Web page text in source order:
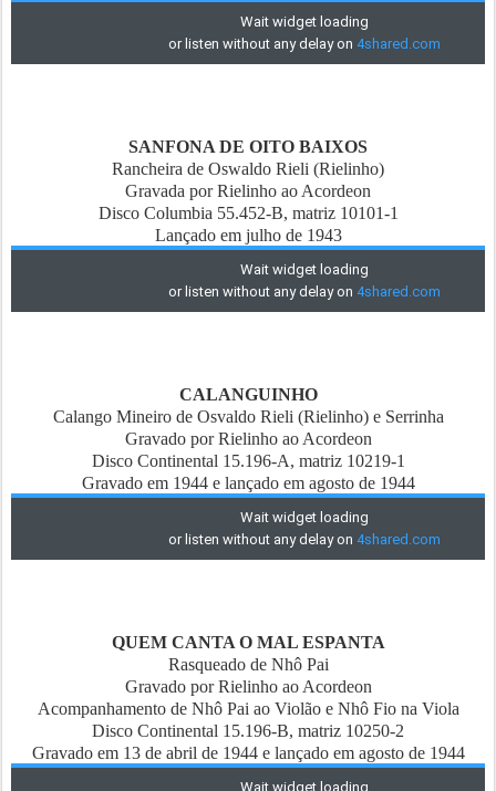
SANFONA DE OITO BAIXOS
Rancheira de Oswaldo Rieli (Rielinho)
Gravada por Rielinho ao Acordeon
Disco Columbia 55.452-B, matriz 10101-1
Lançado em julho de 1943
CALANGUINHO
Calango Mineiro de Osvaldo Rieli (Rielinho) e Serrinha
Gravado por Rielinho ao Acordeon
Disco Continental 15.196-A, matriz 10219-1
Gravado em 1944 e lançado em agosto de 1944
QUEM CANTA O MAL ESPANTA
Rasqueado de Nhô Pai
Gravado por Rielinho ao Acordeon
Acompanhamento de Nhô Pai ao Violão e Nhô Fio na Viola
Disco Continental 15.196-B, matriz 10250-2
Gravado em 13 de abril de 1944 e lançado em agosto de 1944